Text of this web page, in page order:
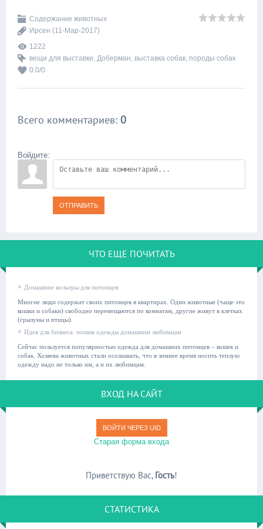
Содержание животных
Ирсен (11-Мар-2017)
1222
вещи для выставки, Доберман, выставка собак, породы собак
0.0/0
Всего комментариев: 0
Войдите:
ОТПРАВИТЬ
ЧТО ЕЩЕ ПОЧИТАТЬ
Домашние вольеры для питомцев
Многие люди содержат своих питомцев в квартирах. Одни животные (чаще это
кошки и собаки) свободно перемещаются по комнатам, другие живут в клетках
(грызуны и птицы).
Идея для бизнеса: пошив одежды домашним любимцам
Сейчас пользуется популярностью одежда для домашних питомцев – кошек и
собак. Хозяева животных стали осознавать, что в зимнее время носить теплую
одежду надо не только им, а и их любимцам.
ВХОД НА САЙТ
ВОЙТИ ЧЕРЕЗ UID
Старая форма входа
Приветствую Вас, Гость!
СТАТИСТИКА